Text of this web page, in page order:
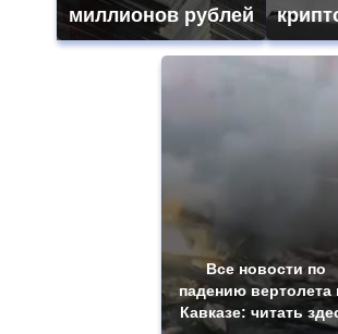
миллионов рублей
Все новости по
падению вертолета
Кавказе: читать